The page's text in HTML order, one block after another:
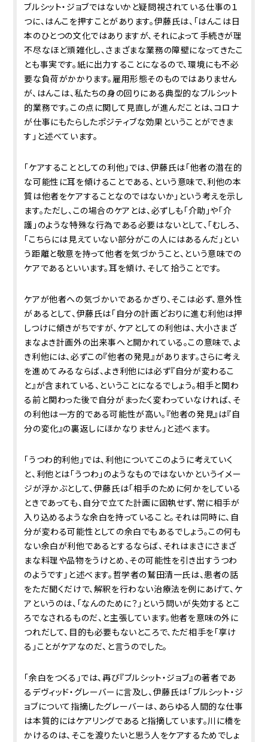
ブルシット・ジョブではないかと疑問視されている仕事の１
つに、はんこを押すことがあります。伊藤氏は、「はんこは日
本のひとつの文化ではありますが、それによって手続きが理
不尽なほど煩雑化し、さまざまな業務の障壁になってきたこ
とも事実です。紙に出力することになるので、環境にも不必
要な負荷がかかります。雇用形態そのものではありません
が、はんこは、私たちの身の回りにある典型的なブルシット
的業務です。この点に関して見直しが進んだことは、コロナ
が仕事にもたらしたポジティブな効果ということができま
す」と述べています。
「ケアすることとしての利他」では、伊藤氏は「他者の潜在的
な可能性に耳を傾けることである、という意味で、利他の本
質は他者をケアすることなのではないか」という考えを示し
ます。ただし、この場合のケアとは、必ずしも「介助」や「介
護」のような特殊な行為である必要はないとして、「むしろ、
「こちらには見えていない部分がこの人にはあるんだ」とい
う距離と敬意を持って他者を気づかうこと、という意味での
ケアであるといいます。耳を傾け、そして拾うことです。
ケアが他者への気づかいであるかぎり、そこは必ず、意外性
があるとして、伊藤氏は「自分の計画どおりに進む利他は押
しつけに傾きがちですが、ケアとしての利他は、大小さまざ
まなよき計画外の出来事へと開かれている。この意味で、よ
き利他には、必ずこの『他者の発見』があります。さらに考え
を進めてみるならば、よき利他には必ず『自分が変わるこ
と』が含まれている、ということになるでしょう。相手と関わ
る前と関わった後で自分がまったく変わっていなければ、そ
の利他は一方的である可能性が高い。『他者の発見』は『自
分の変化』の裏返しにほかなりません」と述べます。
「うつわ的利他」では、利他についてこのように考えていく
と、利他とは「うつわ」のようなものではないかというイメー
ジが浮かぶとして、伊藤氏は「相手のために何かをしている
ときであっても、自分で立てた計画に固執せず、常に相手が
入り込めるような余白を持っていること。それは同時に、自
分が変わる可能性としての余白でもあるでしょう。この何も
ない余白が利他であるとするならば、それはまさにさまざ
まな料理や品物をうけとめ、その可能性を引き出すうつわ
のようです」と述べます。哲学者の鷲田清一氏は、患者の話
をただ聞くだけで、解釈を行わない治療法を例にあげて、ケ
アというのは、「なんのために？」という問いが失効するとこ
ろでなされるものだ、と主張しています。他者を意味の外に
つれだして、目的も必要もないところで、ただ相手を「享け
る」ことがケアなのだ、と言うのでした。
「余白をつくる」では、再び『ブルシット・ジョブ』の著者であ
るデヴィッド・グレーバーに言及し、伊藤氏は「ブルシット・ジ
ョブについて指摘したグレーバーは、あらゆる人間的な仕事
は本質的にはケアリングであると指摘しています。川に橋を
かけるのは、そこを渡りたいと思う人をケアするためでしょ